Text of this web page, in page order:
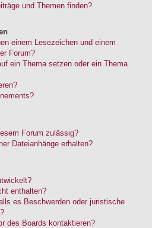
und Themen finden?
einem Lesezeichen und einem
Forum?
ein Thema setzen oder ein Thema
Forum zulässig?
Dateianhänge erhalten?
enthalten?
es Beschwerden oder juristische
des Boards kontaktieren?